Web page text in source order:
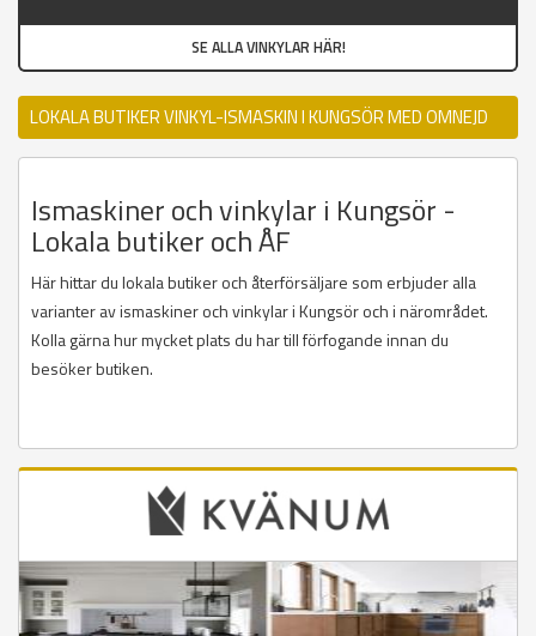
SE ALLA VINKYLAR HÄR!
LOKALA BUTIKER VINKYL-ISMASKIN I KUNGSÖR MED OMNEJD
Ismaskiner och vinkylar i Kungsör -
Lokala butiker och ÅF
Här hittar du lokala butiker och återförsäljare som erbjuder alla
varianter av ismaskiner och vinkylar i Kungsör och i närområdet.
Kolla gärna hur mycket plats du har till förfogande innan du
besöker butiken.